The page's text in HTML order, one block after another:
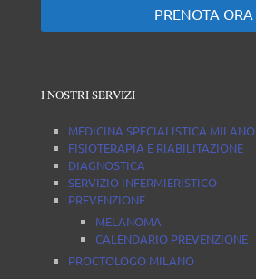
PRENOTA ORA
I NOSTRI SERVIZI
MEDICINA SPECIALISTICA MILANO
FISIOTERAPIA E RIABILITAZIONE
DIAGNOSTICA
SERVIZIO INFERMIERISTICO
PREVENZIONE
MELANOMA
CALENDARIO PREVENZIONE
PROCTOLOGO MILANO